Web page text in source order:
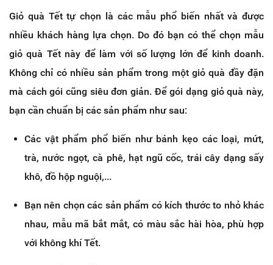
Giỏ quà Tết tự chọn là các mẫu phổ biến nhất và được
nhiều khách hàng lựa chọn. Do đó bạn có thể chọn mẫu
giỏ quà Tết này để làm với số lượng lớn để kinh doanh.
Không chỉ có nhiều sản phẩm trong một giỏ quà đầy đặn
mà cách gói cũng siêu đơn giản. Để gói dạng giỏ quà này,
bạn cần chuẩn bị các sản phẩm như sau:
Các vật phẩm phổ biến như bánh kẹo các loại, mứt,
trà, nước ngọt, cà phê, hạt ngũ cốc, trái cây dạng sấy
khô, đồ hộp nguội,...
Bạn nên chọn các sản phẩm có kích thước to nhỏ khác
nhau, mẫu mã bắt mắt, có màu sắc hài hòa, phù hợp
với không khí Tết.